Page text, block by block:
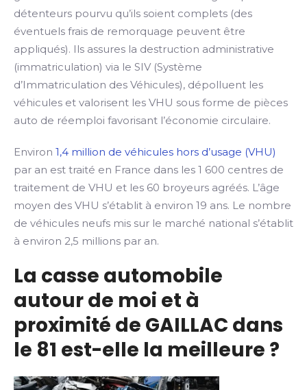
détenteurs pourvu qu’ils soient complets (des
éventuels frais de remorquage peuvent être
appliqués). Ils assures la destruction administrative
(immatriculation) via le SIV (Système
d’Immatriculation des Véhicules), dépolluent les
véhicules et valorisent les VHU sous forme de pièces
auto de réemploi favorisant l’économie circulaire.
Environ 1,4 million de véhicules hors d’usage (VHU)
par an est traité en France dans les 1 600 centres de
traitement de VHU et les 60 broyeurs agréés. L’âge
moyen des VHU s’établit à environ 19 ans. Le nombre
de véhicules neufs mis sur le marché national s’établit
à environ 2,5 millions par an.
La casse automobile
autour de moi et à
proximité de GAILLAC dans
le 81 est-elle la meilleure ?